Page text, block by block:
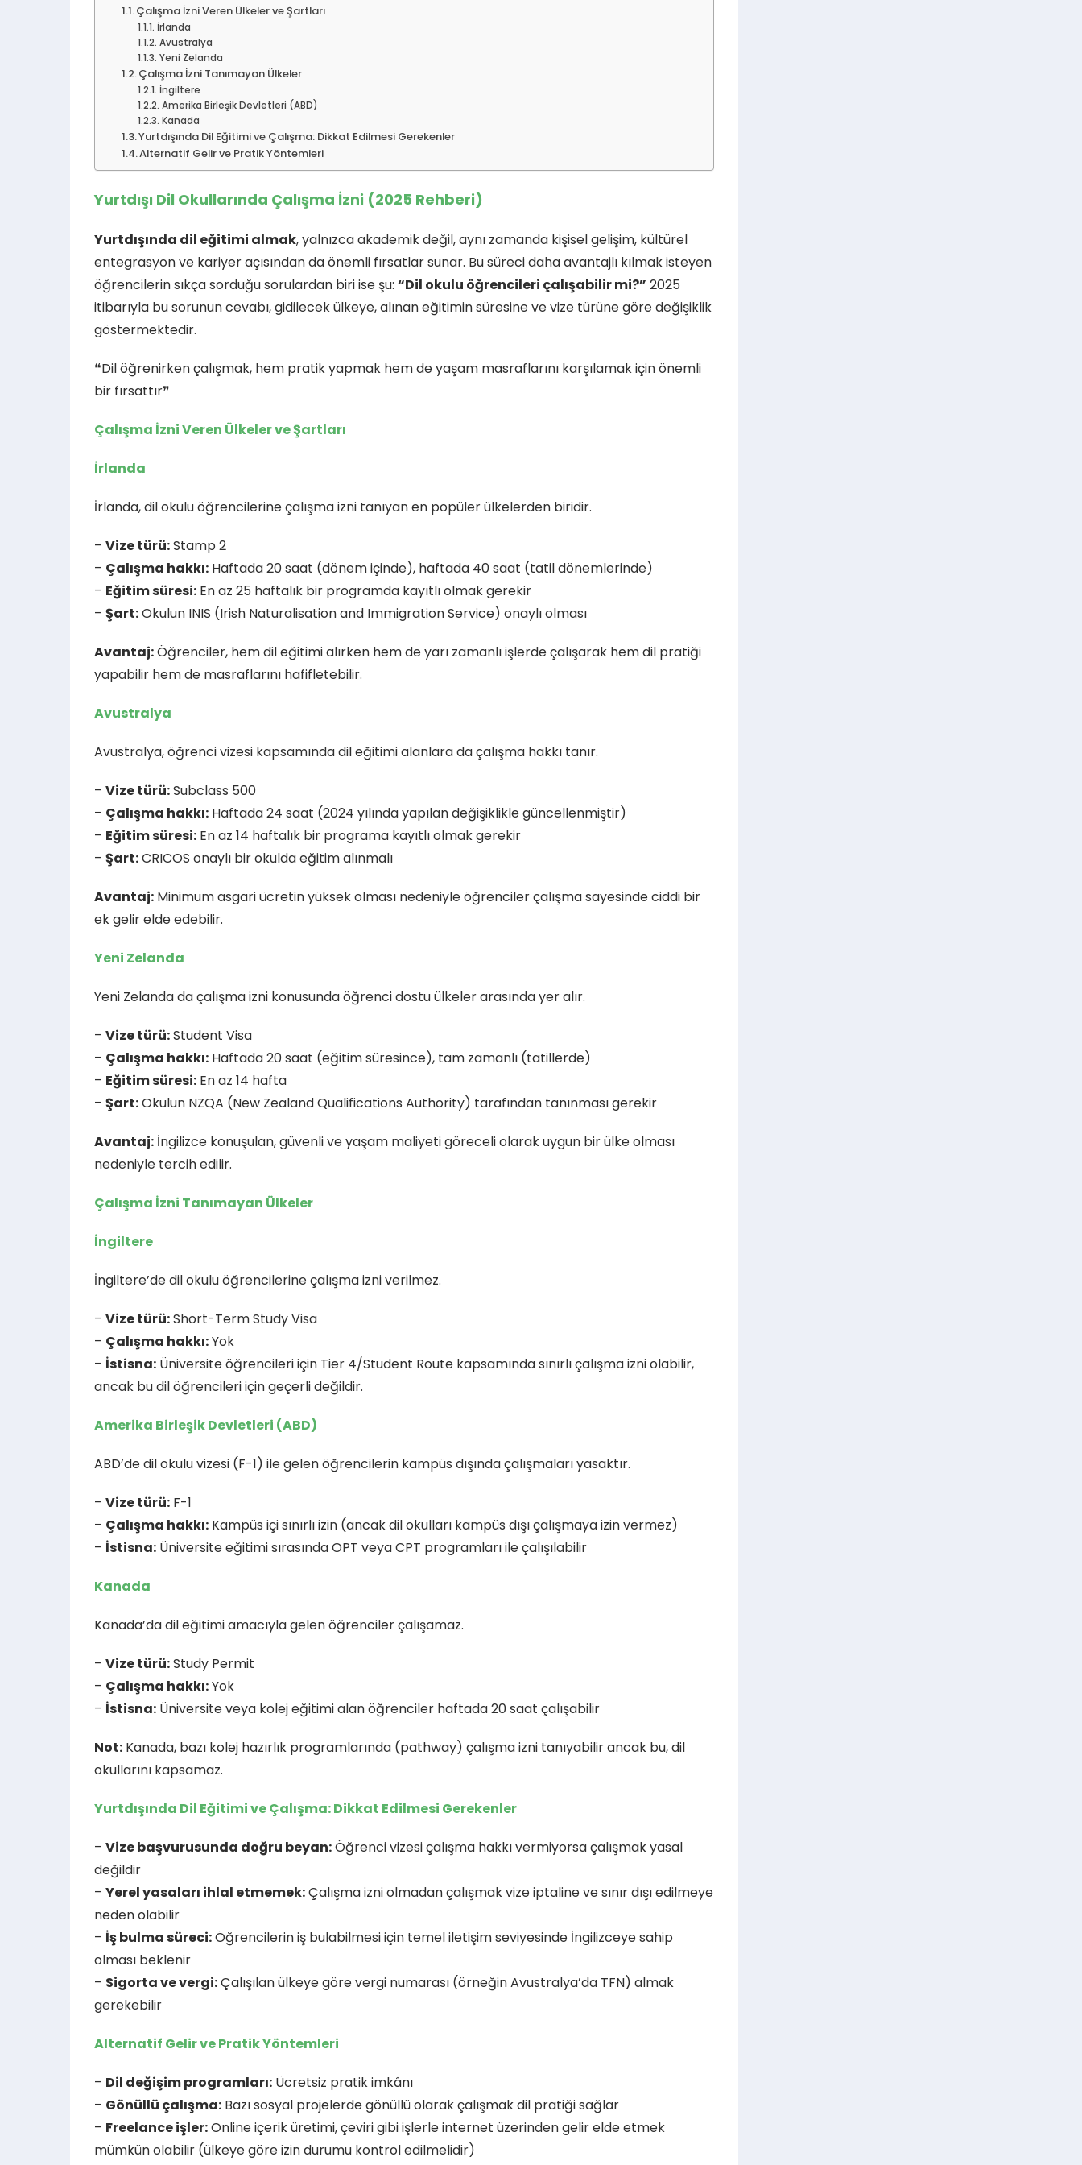
Çalışma İzni Veren Ülkeler ve Şartları
İrlanda
Avustralya
Yeni Zelanda
Çalışma İzni Tanımayan Ülkeler
İngiltere
Amerika Birleşik Devletleri (ABD)
Kanada
Yurtdışında Dil Eğitimi ve Çalışma: Dikkat Edilmesi Gerekenler
Alternatif Gelir ve Pratik Yöntemleri
Yurtdışı Dil Okullarında Çalışma İzni (2025 Rehberi)
Yurtdışında dil eğitimi almak, yalnızca akademik değil, aynı zamanda kişisel gelişim, kültürel
entegrasyon ve kariyer açısından da önemli fırsatlar sunar. Bu süreci daha avantajlı kılmak isteyen
öğrencilerin sıkça sorduğu sorulardan biri ise şu: “Dil okulu öğrencileri çalışabilir mi?” 2025
itibarıyla bu sorunun cevabı, gidilecek ülkeye, alınan eğitimin süresine ve vize türüne göre değişiklik
göstermektedir.
❝Dil öğrenirken çalışmak, hem pratik yapmak hem de yaşam masraflarını karşılamak için önemli
bir fırsattır❞
Çalışma İzni Veren Ülkeler ve Şartları
İrlanda
İrlanda, dil okulu öğrencilerine çalışma izni tanıyan en popüler ülkelerden biridir.
– Vize türü:Stamp 2
– Çalışma hakkı: Haftada 20 saat (dönem içinde), haftada 40 saat (tatil dönemlerinde)
– Eğitim süresi: En az 25 haftalık bir programda kayıtlı olmak gerekir
– Şart:Okulun INIS (Irish Naturalisation and Immigration Service) onaylı olması
Avantaj:Öğrenciler, hem dil eğitimi alırken hem de yarı zamanlı işlerde çalışarak hem dil pratiği
yapabilir hem de masraflarını hafifletebilir.
Avustralya
Avustralya, öğrenci vizesi kapsamında dil eğitimi alanlara da çalışma hakkı tanır.
– Vize türü:Subclass 500
– Çalışma hakkı: Haftada 24 saat (2024 yılında yapılan değişiklikle güncellenmiştir)
– Eğitim süresi: En az 14 haftalık bir programa kayıtlı olmak gerekir
– Şart:CRICOS onaylı bir okulda eğitim alınmalı
Avantaj: Minimum asgari ücretin yüksek olması nedeniyle öğrenciler çalışma sayesinde ciddi bir
ek gelir elde edebilir.
Yeni Zelanda
Yeni Zelanda da çalışma izni konusunda öğrenci dostu ülkeler arasında yer alır.
– Vize türü:Student Visa
– Çalışma hakkı: Haftada 20 saat (eğitim süresince), tam zamanlı (tatillerde)
– Eğitim süresi: En az 14 hafta
– Şart:Okulun NZQA (New Zealand Qualifications Authority) tarafından tanınması gerekir
Avantaj: İngilizce konuşulan, güvenli ve yaşam maliyeti göreceli olarak uygun bir ülke olması
nedeniyle tercih edilir.
Çalışma İzni Tanımayan Ülkeler
İngiltere
İngiltere’de dil okulu öğrencilerine çalışma izni verilmez.
– Vize türü:Short-Term Study Visa
– Çalışma hakkı:Yok
– İstisna: Üniversite öğrencileri için Tier 4/Student Route kapsamında sınırlı çalışma izni olabilir,
ancak bu dil öğrencileri için geçerli değildir.
Amerika Birleşik Devletleri (ABD)
ABD’de dil okulu vizesi (F-1) ile gelen öğrencilerin kampüs dışında çalışmaları yasaktır.
– Vize türü: F-1
– Çalışma hakkı: Kampüs içi sınırlı izin (ancak dil okulları kampüs dışı çalışmaya izin vermez)
– İstisna: Üniversite eğitimi sırasında OPT veya CPT programları ile çalışılabilir
Kanada
Kanada’da dil eğitimi amacıyla gelen öğrenciler çalışamaz.
– Vize türü:Study Permit
– Çalışma hakkı:Yok
– İstisna: Üniversite veya kolej eğitimi alan öğrenciler haftada 20 saat çalışabilir
Not: Kanada, bazı kolej hazırlık programlarında (pathway) çalışma izni tanıyabilir ancak bu, dil
okullarını kapsamaz.
Yurtdışında Dil Eğitimi ve Çalışma: Dikkat Edilmesi Gerekenler
– Vize başvurusunda doğru beyan:Öğrenci vizesi çalışma hakkı vermiyorsa çalışmak yasal
değildir
– Yerel yasaları ihlal etmemek:Çalışma izni olmadan çalışmak vize iptaline ve sınır dışı edilmeye
neden olabilir
– İş bulma süreci:Öğrencilerin iş bulabilmesi için temel iletişim seviyesinde İngilizceye sahip
olması beklenir
– Sigorta ve vergi:Çalışılan ülkeye göre vergi numarası (örneğin Avustralya’da TFN) almak
gerekebilir
Alternatif Gelir ve Pratik Yöntemleri
– Dil değişim programları: Ücretsiz pratik imkânı
– Gönüllü çalışma: Bazı sosyal projelerde gönüllü olarak çalışmak dil pratiği sağlar
– Freelance işler:Online içerik üretimi, çeviri gibi işlerle internet üzerinden gelir elde etmek
mümkün olabilir (ülkeye göre izin durumu kontrol edilmelidir)